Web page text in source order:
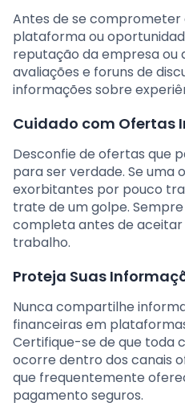
Antes de se comprometer
plataforma ou
reputação da empresa ou
avaliações e foruns de
informações sobre
Cuidado com Ofertas
Desconfie de ofertas que
para ser verdade. Se
exorbitantes por pouco
trate de um golpe.
completa antes de
trabalho.
Proteja Suas
Nunca compartilhe
financeiras em
Certifique-se de que toda
ocorre dentro dos canais
que frequentemente
pagamento seguros.